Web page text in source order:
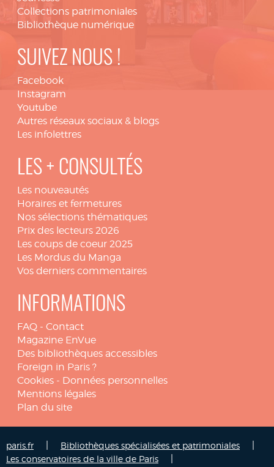
Collections patrimoniales
Bibliothèque numérique
SUIVEZ NOUS !
Facebook
Instagram
Youtube
Autres réseaux sociaux & blogs
Les infolettres
LES + CONSULTÉS
Les nouveautés
Horaires et fermetures
Nos sélections thématiques
Prix des lecteurs 2026
Les coups de coeur 2025
Les Mordus du Manga
Vos derniers commentaires
INFORMATIONS
FAQ - Contact
Magazine EnVue
Des bibliothèques accessibles
Foreign in Paris ?
Cookies - Données personnelles
Mentions légales
Plan du site
paris.fr Bibliothèques spécialisées et patrimoniales
Les conservatoires de la ville de Paris